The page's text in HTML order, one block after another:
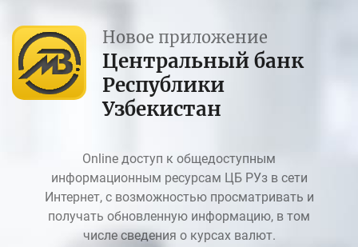
Новое приложение
Центральный банк
Республики
Узбекистан
Online доступ к общедоступным
информационным ресурсам ЦБ РУз в сети
Интернет, с возможностью просматривать и
получать обновленную информацию, в том
числе сведения о курсах валют.